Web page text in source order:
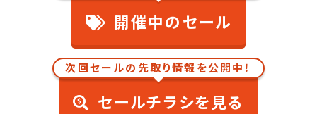
開催中のセール
次回セールの先取り情報を公開中！
セールチラシを見る